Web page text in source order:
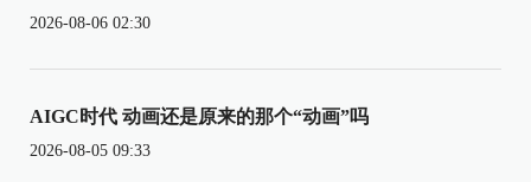
2026-08-06 02:30
AIGC时代 动画还是原来的那个“动画”吗
2026-08-05 09:33